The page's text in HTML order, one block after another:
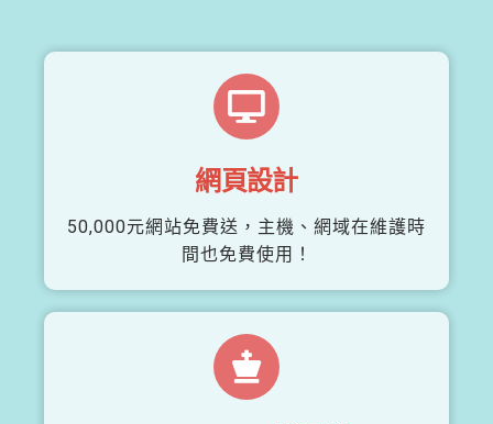
網頁設計
50,000元網站免費送，主機、網域在維護時
間也免費使用！